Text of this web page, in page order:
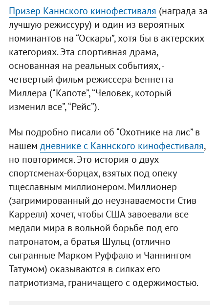
Призер Каннского кинофестиваля (награда за
лучшую режиссуру) и один из вероятных
номинантов на “Оскары”, хотя бы в актерских
категориях. Эта спортивная драма,
основанная на реальных событиях, -
четвертый фильм режиссера Беннетта
Миллера (“Капоте”, “Человек, который
изменил все”, “Рейс”).
Мы подробно писали об “Охотнике на лис” в
нашем дневнике с Каннского кинофестиваля,
но повторимся. Это история о двух
спортсменах-борцах, взятых под опеку
тщеславным миллионером. Миллионер
(загримированный до неузнаваемости Стив
Каррелл) хочет, чтобы США завоевали все
медали мира в вольной борьбе под его
патронатом, а братья Шульц (отлично
сыгранные Марком Руффало и Чаннингом
Татумом) оказываются в силках его
патриотизма, граничащего с одержимостью.